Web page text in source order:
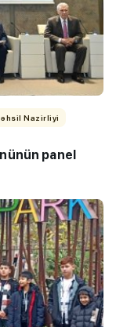
Nazirliyi
panel